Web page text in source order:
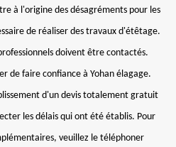
à l'origine des désagréments pour les
de réaliser des travaux d'étêtage.
doivent être contactés.
de faire confiance à Yohan élagage.
d'un devis totalement gratuit
les délais qui ont été établis. Pour
veuillez le téléphoner